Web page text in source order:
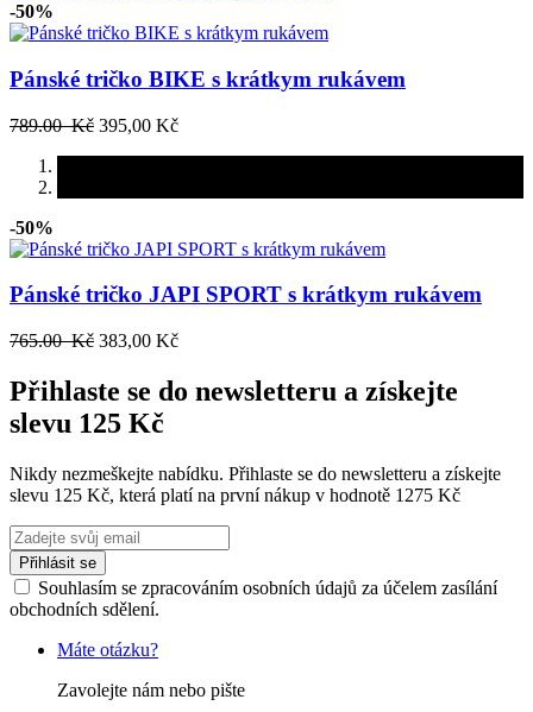
-50%
Pánské tričko BIKE s krátkym rukávem
789.00 Kč 395,00 Kč
-50%
Pánské tričko JAPI SPORT s krátkym rukávem
765.00 Kč 383,00 Kč
Přihlaste se do newsletteru a získejte
slevu 125 Kč
Nikdy nezmeškejte nabídku. Přihlaste se do newsletteru a získejte
slevu 125 Kč, která platí na první nákup v hodnotě 1275 Kč
Přihlásit se
Souhlasím se zpracováním osobních údajů za účelem zasílání
obchodních sdělení.
Máte otázku?
Zavolejte nám nebo pište